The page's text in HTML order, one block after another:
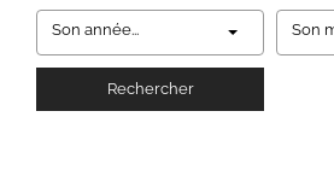
Son année... Son
Rechercher